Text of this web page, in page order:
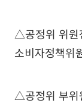
△공정위 위원
소비자정책위
△공정위 부위